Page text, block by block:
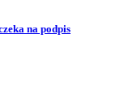
na podpis